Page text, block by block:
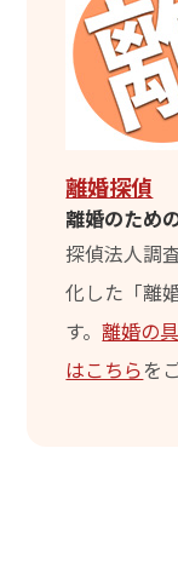
離婚探偵
離婚のため
探偵法人調
化した「離
す。離婚の
はこちらを